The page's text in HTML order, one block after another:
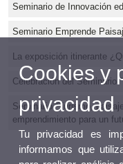
Seminario de Innovación
Seminario Emprende
La exposición itinerante
Celebración del Seminario
Seminario “Turismo,
emprendimiento para un
Cookies y
privacidad
Tu privacidad es
informamos que